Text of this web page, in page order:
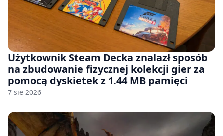
Użytkownik Steam Decka znalazł sposób
na zbudowanie fizycznej kolekcji gier za
pomocą dyskietek z 1.44 MB pamięci
7 sie 2026